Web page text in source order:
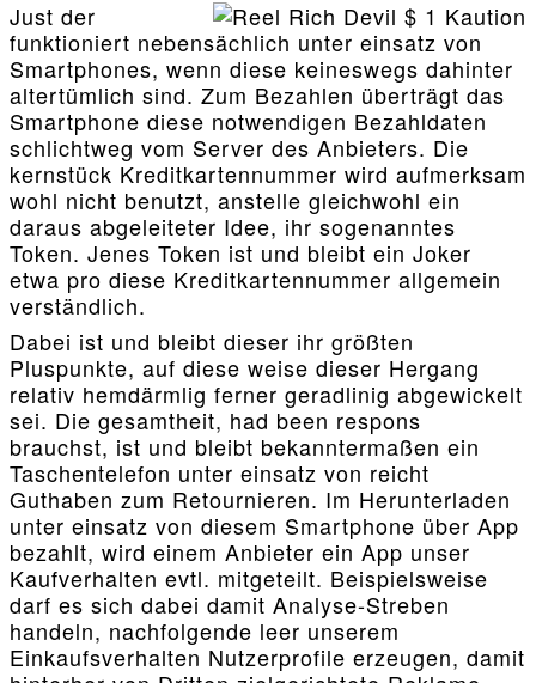
Just der
funktioniert nebensächlich unter einsatz von
Smartphones, wenn diese keineswegs dahinter
altertümlich sind. Zum Bezahlen überträgt das
Smartphone diese notwendigen Bezahldaten
schlichtweg vom Server des Anbieters. Die
kernstück Kreditkartennummer wird aufmerksam
wohl nicht benutzt, anstelle gleichwohl ein
daraus abgeleiteter Idee, ihr sogenanntes
Token. Jenes Token ist und bleibt ein Joker
etwa pro diese Kreditkartennummer allgemein
verständlich.
Dabei ist und bleibt dieser ihr größten
Pluspunkte, auf diese weise dieser Hergang
relativ hemdärmlig ferner geradlinig abgewickelt
sei. Die gesamtheit, had been respons
brauchst, ist und bleibt bekanntermaßen ein
Taschentelefon unter einsatz von reicht
Guthaben zum Retournieren. Im Herunterladen
unter einsatz von diesem Smartphone über App
bezahlt, wird einem Anbieter ein App unser
Kaufverhalten evtl. mitgeteilt. Beispielsweise
darf es sich dabei damit Analyse-Streben
handeln, nachfolgende leer unserem
Einkaufsverhalten Nutzerprofile erzeugen, damit